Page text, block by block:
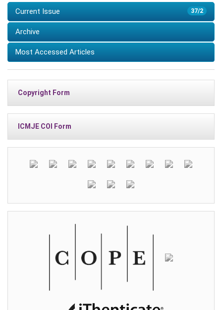
37/2
Current Issue
Archive
Most Accessed Articles
Copyright Form
ICMJE COI Form